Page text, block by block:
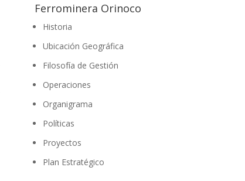
Ferrominera Orinoco
Historia
Ubicación Geográfica
Filosofía de Gestión
Operaciones
Organigrama
Políticas
Proyectos
Plan Estratégico